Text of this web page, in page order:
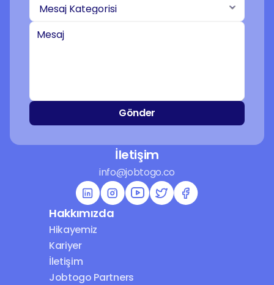
Gönder
İletişim
info@jobtogo.co
Hakkımızda
Hikayemiz
Kariyer
İletişim
Jobtogo Partners